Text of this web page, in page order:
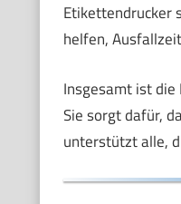
Etikettendrucker
helfen,
Insgesamt ist
Sie sorgt dafür,
unterstützt alle,